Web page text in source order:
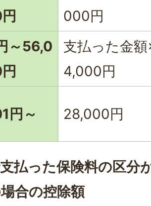
000円
～56,0
支払った金
4,000円
円～ 28,000円
払った保険料の区分
合の控除額